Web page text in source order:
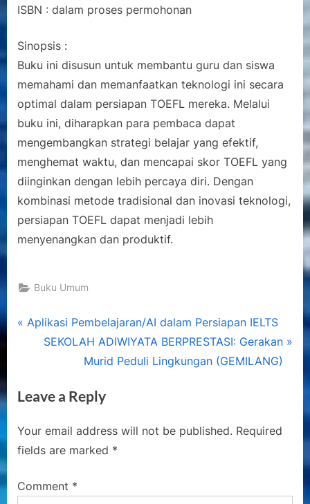
ISBN : dalam proses permohonan
Sinopsis :
Buku ini disusun untuk membantu guru dan siswa
memahami dan memanfaatkan teknologi ini secara
optimal dalam persiapan TOEFL mereka. Melalui
buku ini, diharapkan para pembaca dapat
mengembangkan strategi belajar yang efektif,
menghemat waktu, dan mencapai skor TOEFL yang
diinginkan dengan lebih percaya diri. Dengan
kombinasi metode tradisional dan inovasi teknologi,
persiapan TOEFL dapat menjadi lebih
menyenangkan dan produktif.
Buku Umum
Post
navigation
P
i
u
s
o
Aplikasi Pembelajaran/AI dalam Persiapan IELTS
N
t
o
s
:
SEKOLAH ADIWIYATA BERPRESTASI: Gerakan
Murid Peduli Lingkungan (GEMILANG)
Leave a Reply
Your email address will not be published. Required
fields are marked *
Comment *